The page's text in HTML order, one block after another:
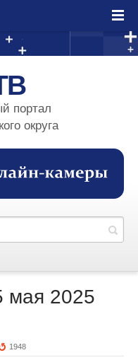
портал
округа
мая 2025
1948